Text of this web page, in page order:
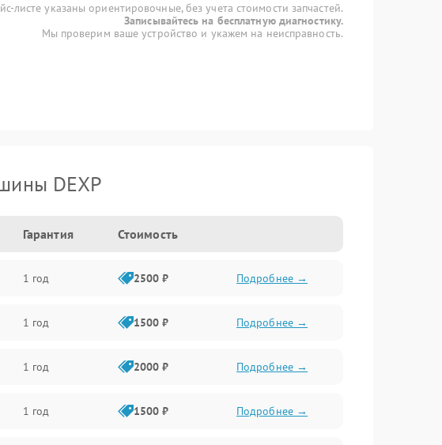
листе указаны ориентировочные, без учета стоимости запчастей.
Записывайтесь на бесплатную диагностику.
Мы проверим ваше устройство и укажем на неисправность.
DEXP
Гарантия Стоимость
1 год 2500 ₽ Подробнее →
1 год 1500 ₽ Подробнее →
1 год 2000 ₽ Подробнее →
1 год 1500 ₽ Подробнее →